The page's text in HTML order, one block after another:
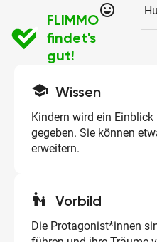
FLIMMO
findet's
gut!
tag_faces
school Wissen
Kindern wird ein
gegeben. Sie können
erweitern.
escalator_warning Vorbild
Die Protagonist*innen